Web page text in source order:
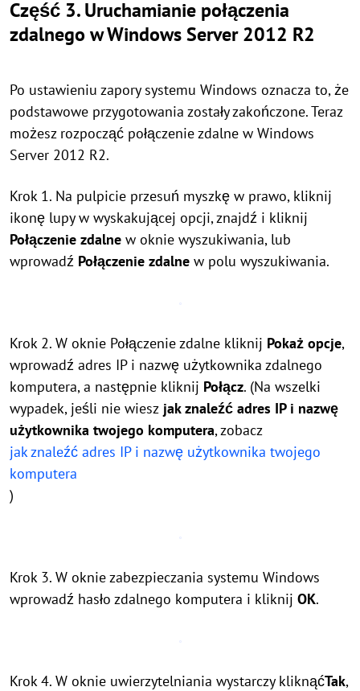
Część 3. Uruchamianie połączenia
zdalnego w Windows Server 2012 R2
Po ustawieniu zapory systemu Windows oznacza to, że
podstawowe przygotowania zostały zakończone. Teraz
możesz rozpocząć połączenie zdalne w Windows
Server 2012 R2.
Krok 1. Na pulpicie przesuń myszkę w prawo, kliknij
ikonę lupy w wyskakującej opcji, znajdź i kliknij
Połączenie zdalne w oknie wyszukiwania, lub
wprowadź Połączenie zdalne w polu wyszukiwania.
Krok 2. W oknie Połączenie zdalne kliknij Pokaż opcje,
wprowadź adres IP i nazwę użytkownika zdalnego
komputera, a następnie kliknij Połącz. (Na wszelki
wypadek, jeśli nie wiesz jak znaleźć adres IP i nazwę
użytkownika twojego komputera, zobacz
jak znaleźć adres IP i nazwę użytkownika twojego
komputera
)
Krok 3. W oknie zabezpieczania systemu Windows
wprowadź hasło zdalnego komputera i kliknij OK.
Krok 4. W oknie uwierzytelniania wystarczy kliknąćTak,